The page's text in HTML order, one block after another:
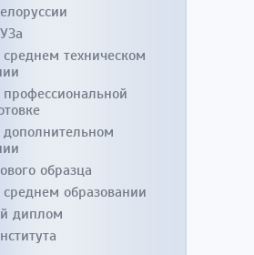
техническом
образца
образовании
диплом